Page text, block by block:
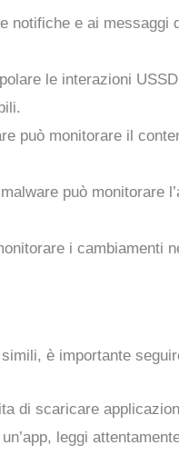
notifiche e ai messaggi
le interazioni
può monitorare il
può monitorare
i cambiamenti
è importante
di scaricare
leggi